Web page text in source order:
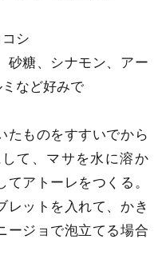
シ
砂糖、シナモン、アー
など好みで
たものをすすいでから
て、マサを水に溶か
アトーレをつくる。
レットを入れて、かき
ージョで泡立てる場合